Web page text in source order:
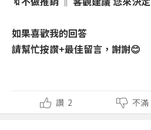
如果喜歡我的回答
請幫忙按讚+最佳留言，謝謝😊
讚 2 不滿